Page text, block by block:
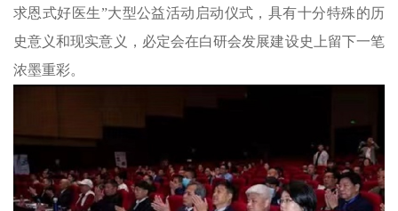
求恩式好医生”大型公益活动启动仪式，具有十分特殊的历
史意义和现实意义，必定会在白研会发展建设史上留下一笔
浓墨重彩。